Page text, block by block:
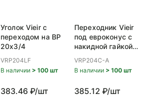
Уголок Vieir с
переходом на ВР
20x3/4
VRP204LF
В наличии > 100 шт
383.46 ₽/шт
Переходник Vieir
под евроконус с
накидной гайкой
VRP204C-A
В наличии > 100 шт
385.12 ₽/шт